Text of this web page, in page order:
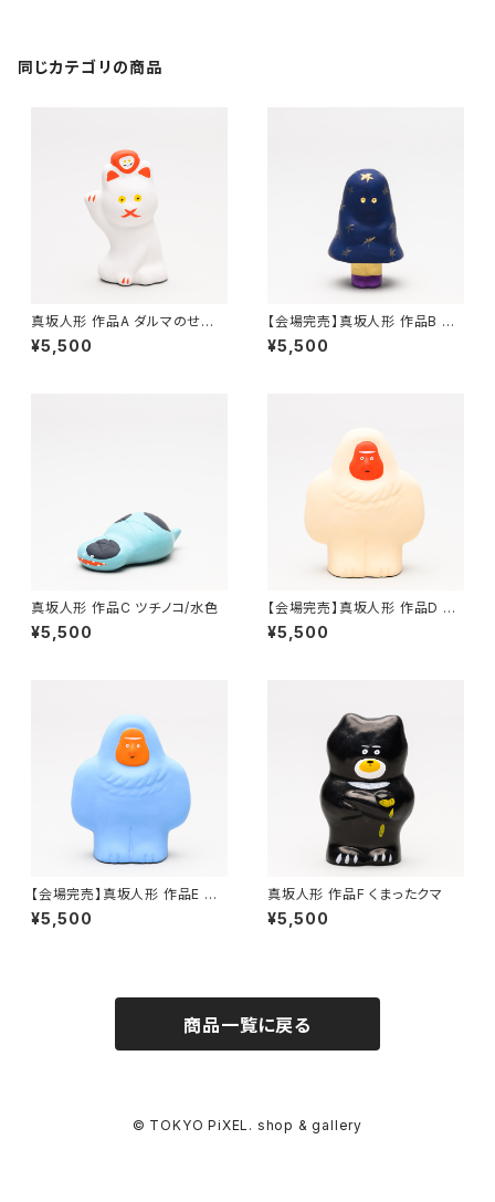
同じカテゴリの商品
真坂人形 作品A ダルマのせネ
コ
¥5,500
【会場完売】真坂人形 作品B シ
ーツお化け/紺
¥5,500
真坂人形 作品C ツチノコ/水色
¥5,500
【会場完売】真坂人形 作品D イ
エティ/クリーム
¥5,500
【会場完売】真坂人形 作品E イ
エティ/水色
¥5,500
真坂人形 作品F くまったクマ
¥5,500
商品一覧に戻る
© TOKYO PiXEL. shop & gallery